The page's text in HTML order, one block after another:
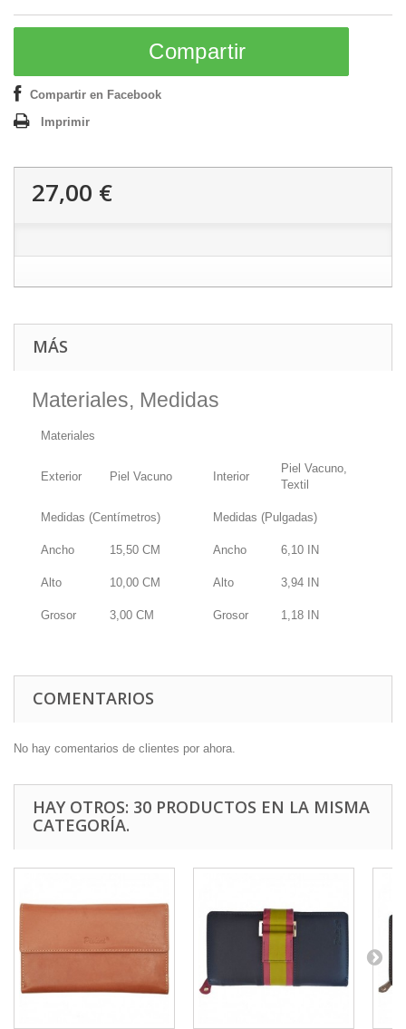
Compartir
Compartir en Facebook
Imprimir
27,00 €
MÁS
Materiales, Medidas
Materiales
Exterior Piel Vacuno Interior
Piel Vacuno,
Textil
Medidas (Centímetros) Medidas (Pulgadas)
Ancho 15,50 CM Ancho 6,10 IN
Alto 10,00 CM Alto 3,94 IN
Grosor 3,00 CM Grosor 1,18 IN
COMENTARIOS
No hay comentarios de clientes por ahora.
HAY OTROS: 30 PRODUCTOS EN LA MISMA
CATEGORÍA.